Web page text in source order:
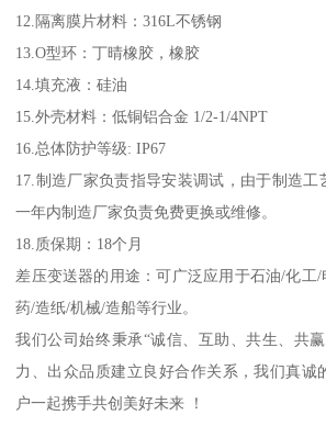
12.隔离膜片材料：316L不锈钢
13.O型环：丁晴橡胶，橡胶
14.填充液：硅油
15.外壳材料：低铜铝合金 1/2-1/4NPT
16.总体防护等级: IP67
17.制造厂家负责指导安装调试，由于制造工
一年内制造厂家负责免费更换或维修。
18.质保期：18个月
差压变送器的用途：可广泛应用于石油/化工
药/造纸/机械/造船等行业。
我们公司始终秉承“诚信、互助、共生、共
力、出众品质建立良好合作关系，我们真诚
户一起携手共创美好未来 ！